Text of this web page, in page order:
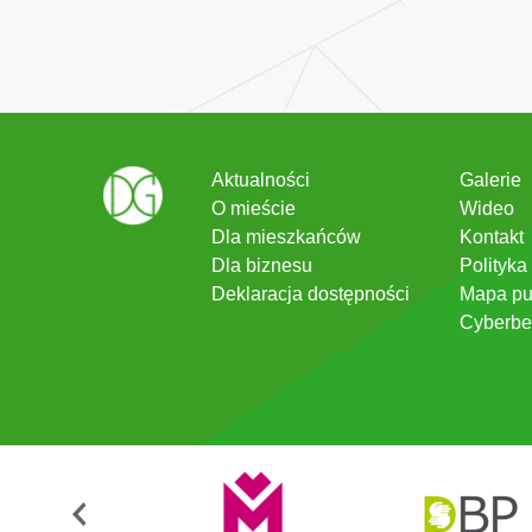
Aktualności
O mieście
Dla mieszkańców
Dla biznesu
Deklaracja dostępności
Galerie
Wideo
Kontakt
Mapa